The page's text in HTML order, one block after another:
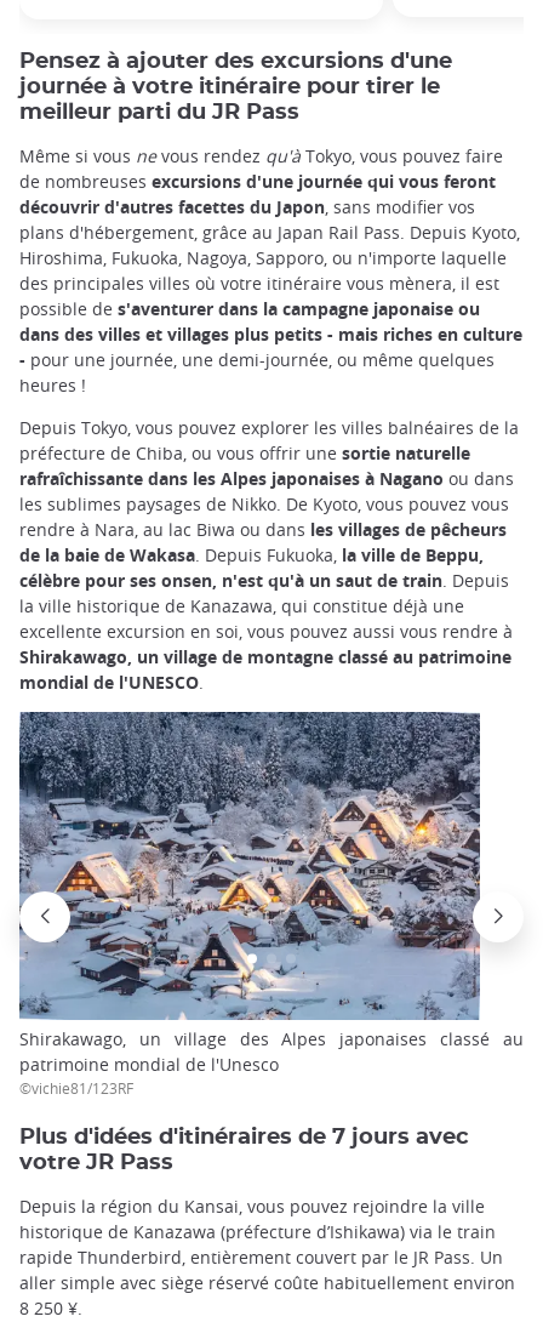
Pensez à ajouter des excursions d'une
journée à votre itinéraire pour tirer le
meilleur parti du JR Pass
Même si vous nevous rendez qu'à Tokyo, vous pouvez faire
de nombreuses excursions d'une journée qui vous feront
découvrir d'autres facettes du Japon, sans modifier vos
plans d'hébergement, grâce au Japan Rail Pass. Depuis Kyoto,
Hiroshima, Fukuoka, Nagoya, Sapporo, ou n'importe laquelle
des principales villes où votre itinéraire vous mènera, il est
possible de s'aventurer dans la campagne japonaise ou
dans des villes et villages plus petits - mais riches en culture
- pour une journée, une demi-journée, ou même quelques
heures !
Depuis Tokyo, vous pouvez explorer les villes balnéaires de la
préfecture de Chiba, ou vous offrir une sortie naturelle
rafraîchissante dans les Alpes japonaises à Nagano ou dans
les sublimes paysages de Nikko. De Kyoto, vous pouvez vous
rendre à Nara, au lac Biwa ou dans les villages de pêcheurs
de la baie de Wakasa. Depuis Fukuoka, la ville de Beppu,
célèbre pour ses onsen, n'est qu'à un saut de train. Depuis
la ville historique de Kanazawa, qui constitue déjà une
excellente excursion en soi, vous pouvez aussi vous rendre à
Shirakawago, un village de montagne classé au patrimoine
mondial de l'UNESCO.
Shirakawago, un village des Alpes japonaises classé au
patrimoine mondial de l'Unesco
©vichie81/123RF
Plus d'idées d'itinéraires de 7 jours avec
votre JR Pass
Depuis la région du Kansai, vous pouvez rejoindre la ville
historique de Kanazawa (préfecture d’Ishikawa) via le train
rapide Thunderbird, entièrement couvert par le JR Pass. Un
aller simple avec siège réservé coûte habituellement environ
8 250 ¥.